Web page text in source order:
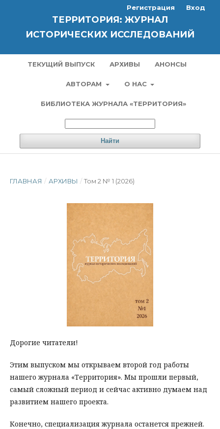
ТЕРРИТОРИЯ: ЖУРНАЛ
ИСТОРИЧЕСКИХ ИССЛЕДОВАНИЙ
ТЕКУЩИЙ ВЫПУСК АРХИВЫ АНОНСЫ
АВТОРАМ О НАС
БИБЛИОТЕКА ЖУРНАЛА «ТЕРРИТОРИЯ»
Найти
Регистрация Вход
ГЛАВНАЯ / АРХИВЫ / Том 2 № 1 (2026)
Дорогие читатели!
Этим выпуском мы открываем второй год работы
нашего журнала «Территория». Мы прошли первый,
самый сложный период и сейчас активно думаем над
развитием нашего проекта.
Конечно, специализация журнала останется прежней.